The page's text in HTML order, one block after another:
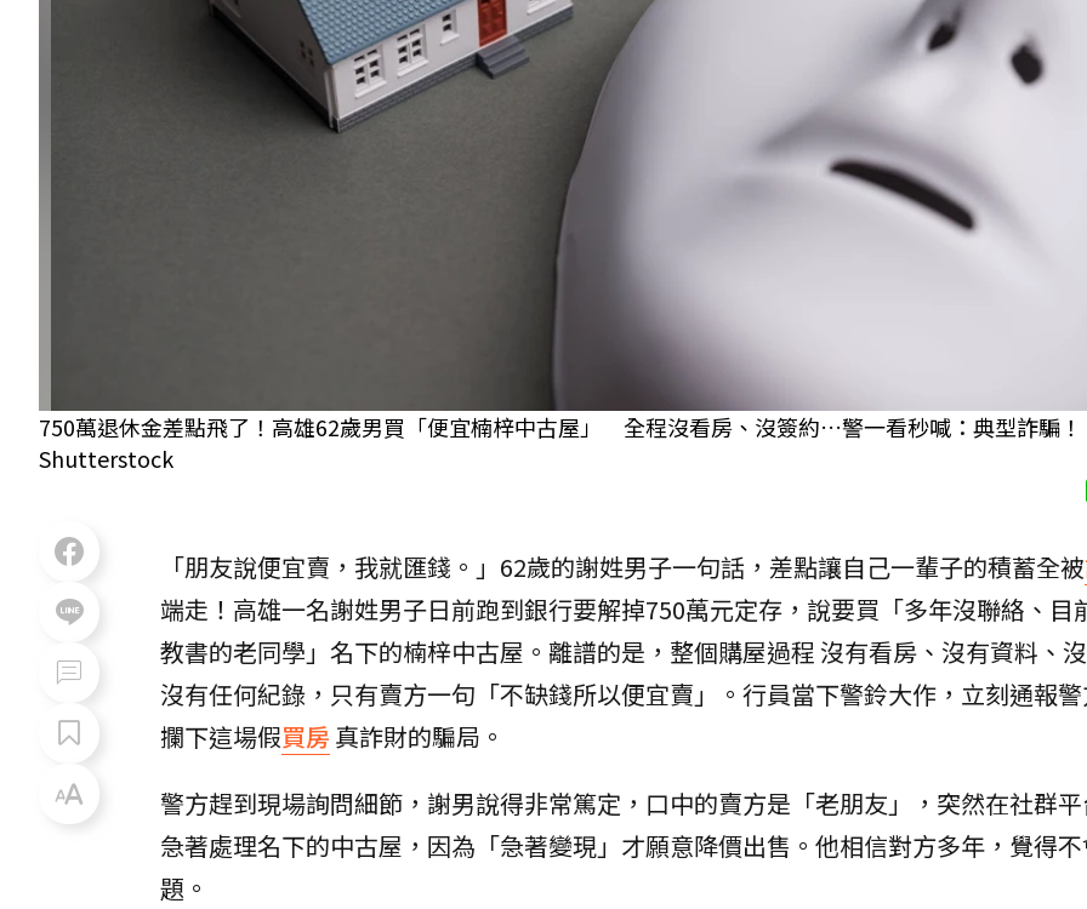
750萬退休金差點飛了！高雄62歲男買「便宜楠梓中古屋」 全程沒看房、沒簽約…警一看秒喊：典型詐騙！
Shutterstock
「朋友說便宜賣，我就匯錢。」62歲的謝姓男子一句話，差點讓自己一輩子的積蓄全被
端走！高雄一名謝姓男子日前跑到銀行要解掉750萬元定存，說要買「多年沒聯絡、目
教書的老同學」名下的楠梓中古屋。離譜的是，整個購屋過程 沒有看房、沒有資料、
沒有任何紀錄，只有賣方一句「不缺錢所以便宜賣」。行員當下警鈴大作，立刻通報
攔下這場假買房 真詐財的騙局。
警方趕到現場詢問細節，謝男說得非常篤定，口中的賣方是「老朋友」，突然在社群
急著處理名下的中古屋，因為「急著變現」才願意降價出售。他相信對方多年，覺得
題。